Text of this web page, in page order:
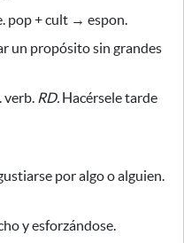
pop + cult → espon.
un propósito sin grandes
verb. RD. Hacérsele tarde
por algo o alguien.
y esforzándose.